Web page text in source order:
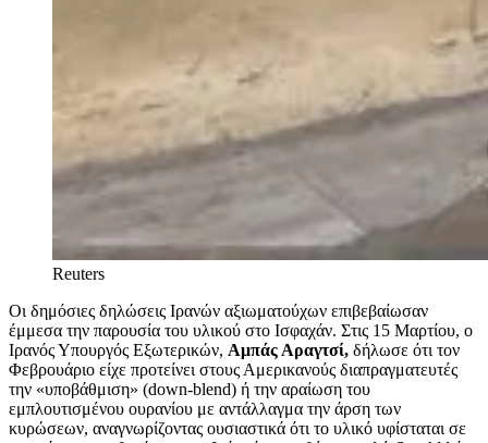
Reuters
Οι δημόσιες δηλώσεις Ιρανών αξιωματούχων επιβεβαίωσαν
έμμεσα την παρουσία του υλικού στο Ισφαχάν. Στις 15 Μαρτίου, ο
Ιρανός Υπουργός Εξωτερικών, Αμπάς Αραγτσί, δήλωσε ότι τον
Φεβρουάριο είχε προτείνει στους Αμερικανούς διαπραγματευτές
την «υποβάθμιση» (down-blend) ή την αραίωση του
εμπλουτισμένου ουρανίου με αντάλλαγμα την άρση των
κυρώσεων, αναγνωρίζοντας ουσιαστικά ότι το υλικό υφίσταται σε